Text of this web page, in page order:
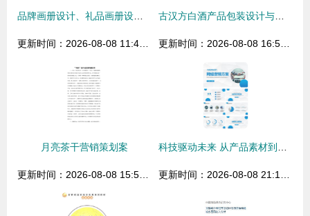
月亮茶干营销策划案